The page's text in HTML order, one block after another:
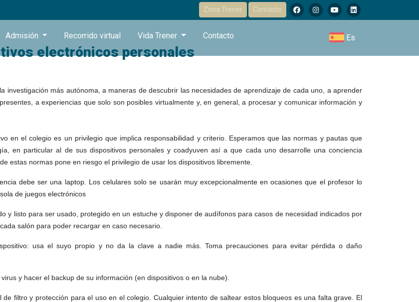
Zona Trener Contacto
Admisión Recorrido virtual Vida Trener Contacto Es
electrónicos personales
investigación más autónoma, a maneras de descubrir las necesidades de aprendizaje de cada uno, a aprender
a experiencias que solo son posibles virtualmente y, en general, a procesar y comunicar información y
en el colegio es un privilegio que implica responsabilidad y criterio. Esperamos que las normas y pautas que
en particular al de sus dispositivos personales y coadyuven así a que cada uno desarrolle una conciencia
estas normas pone en riesgo el privilegio de usar los dispositivos libremente.
debe ser una laptop. Los celulares solo se usarán muy excepcionalmente en ocasiones que el profesor lo
de juegos electrónicos
y listo para ser usado, protegido en un estuche y disponer de audífonos para casos de necesidad indicados por
salón para poder recargar en caso necesario.
usa el suyo propio y no da la clave a nadie más. Toma precauciones para evitar pérdida o daño
y hacer el backup de su información (en dispositivos o en la nube).
filtro y protección para el uso en el colegio. Cualquier intento de saltear estos bloqueos es una falta grave. El